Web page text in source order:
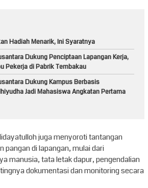
Hadiah Menarik, Ini Syaratnya
Dukung Penciptaan Lapangan Kerja,
Pekerja di Pabrik Tembakau
Dukung Kampus Berbasis
Jadi Mahasiswa Angkatan Pertama
juga menyoroti tantangan
pangan di lapangan, mulai dari
manusia, tata letak dapur, pengendalian
dokumentasi dan monitoring secara